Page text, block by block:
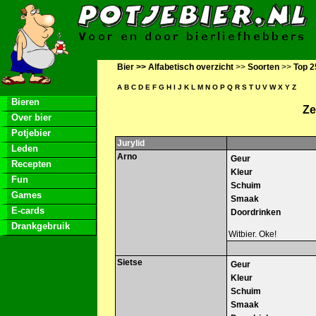
Bieren
Over bier
Potjebier
Leden
Recepten
Fun
Games
E-cards
Drankgebruik
Bier >> Alfabetisch overzicht >> Soorten >> Top
A B C D E F G H I J K L M N O P Q R S T U V W X Y Z
Jurylid
Arno
Geur
Kleur
Schuim
Smaak
Doordrinken
Witbier. Oke!
Sietse
Geur
Kleur
Schuim
Smaak